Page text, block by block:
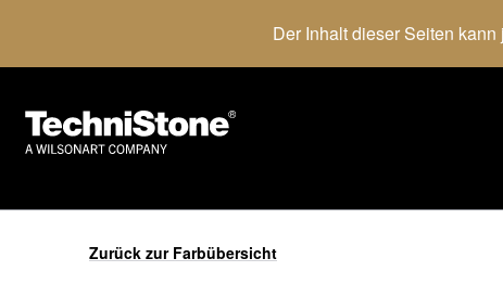
Der Inhalt dieser Seiten
Zurück zur Farbübersicht